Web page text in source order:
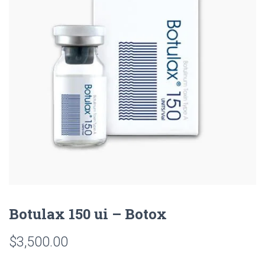
Botulax 150 ui – Botox
$3,500.00